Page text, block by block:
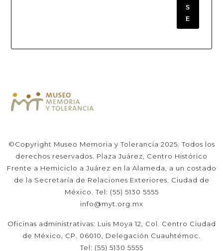
S
E
©Copyright Museo Memoria y Tolerancia 2025. Todos los
derechos reservados. Plaza Juárez, Centro Histórico
Frente a Hemiciclo a Juárez en la Alameda, a un costado
de la Secretaría de Relaciones Exteriores. Ciudad de
México. Tel: (55) 5130 5555
info@myt.org.mx
Oficinas administrativas: Luis Moya 12, Col. Centro Ciudad
de México, CP. 06010, Delegación Cuauhtémoc.
Tel: (55) 5130 5555